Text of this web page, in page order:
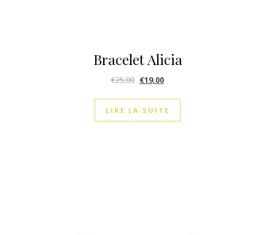
Bracelet Alicia
€25,00 €19,00
LIRE LA SUITE